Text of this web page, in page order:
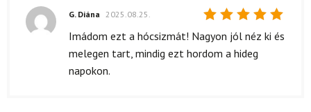
Értékelés:
5/ 5
G. Diána 2025.08.25.
Imádom ezt a hócsizmát! Nagyon jól néz ki és
melegen tart, mindig ezt hordom a hideg
napokon.